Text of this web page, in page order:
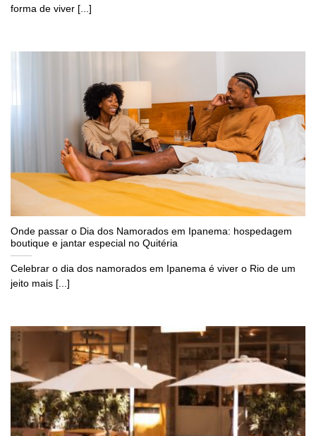
forma de viver [...]
Onde passar o Dia dos Namorados em Ipanema: hospedagem
boutique e jantar especial no Quitéria
Celebrar o dia dos namorados em Ipanema é viver o Rio de um
jeito mais [...]